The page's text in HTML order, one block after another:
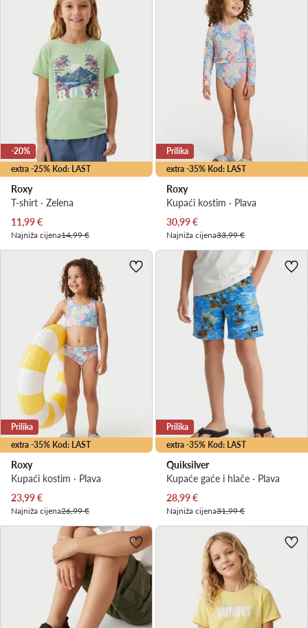
extra -25% Kod: LAST
-20%
Roxy
T-shirt · Zelena
Trenutna cijena
11,99€
Najniža cijena14,99 €
extra -35% Kod: LAST
Prilika
Roxy
Kupaći kostim · Plava
Trenutna cijena
30,99€
Najniža cijena33,99 €
extra -35% Kod: LAST
Prilika
Roxy
Kupaći kostim · Plava
Trenutna cijena
23,99€
Najniža cijena26,99 €
extra -35% Kod: LAST
Prilika
Quiksilver
Kupaće gaće i hlače · Plava
Trenutna cijena
28,99€
Najniža cijena31,99 €